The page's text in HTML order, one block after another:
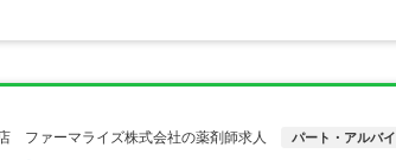
ファーマライズ株式会社の薬剤師求人
パート・アルバイ